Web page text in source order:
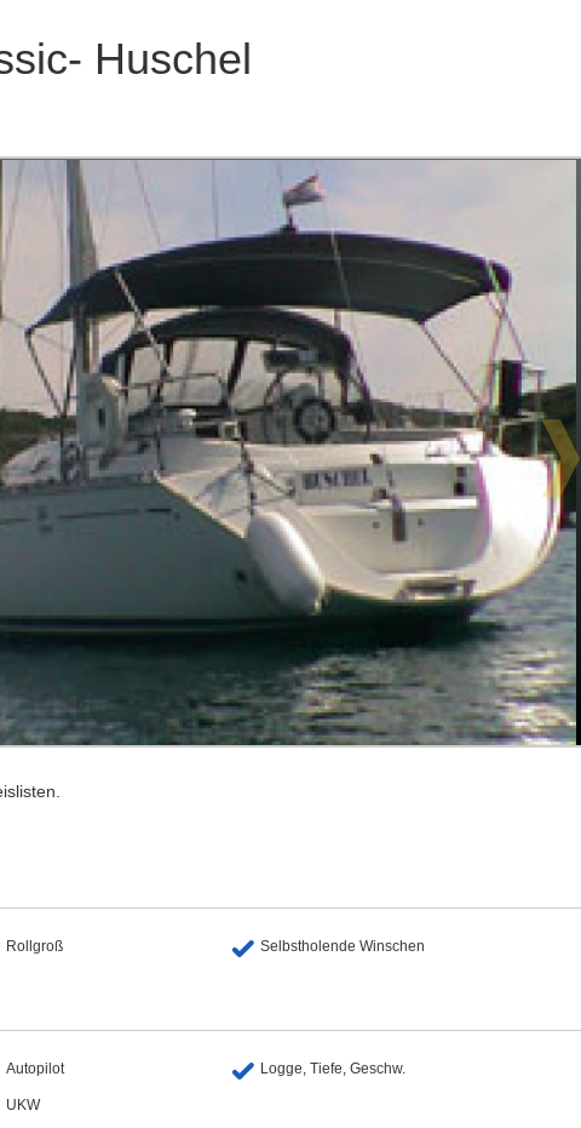
Huschel
❱
Rollgroß Selbstholende Winschen
Autopilot Logge, Tiefe, Geschw.
UKW